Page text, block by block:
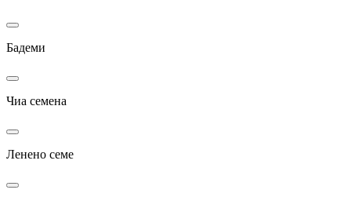
Бадеми
Чиа семена
Ленено семе